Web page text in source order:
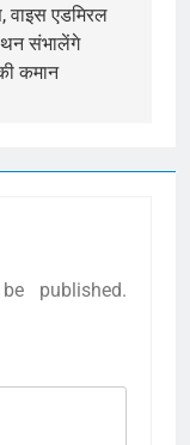
वाइस एडमिरल
संभालेंगे
कमान
published.